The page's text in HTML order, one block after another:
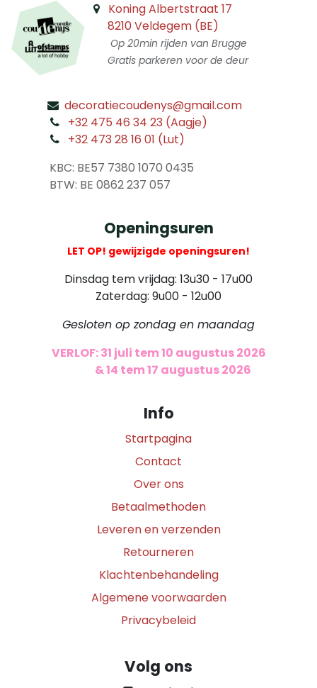
Koning Albertstraat 17
8210 Veldegem (BE)
Op 20min rijden van Brugge
Gratis parkeren voor de deur
decoratiecoudenys@gmail.com
+32 475 46 34 23 (Aagje)
+32 473 28 16 01 (Lut)
KBC: BE57 7380 1070 0435
​ BTW: BE 0862 237 057
Openingsuren
LET OP! gewijzigde openingsuren!
Dinsdag tem vrijdag: 13u30 - 17u00
Zaterdag: 9u00 - 12u00
Gesloten op zondag en maandag
VERLOF: 31 juli tem 10 augustus 2026
& 14 tem 17 augustus 2026
Info
Startpagina
Contact
Over ons
Betaalmethoden
Leveren en verzenden
Retourneren
Klachtenbehandeling
Algemene voorwaarden
Privacybeleid
Volg ons